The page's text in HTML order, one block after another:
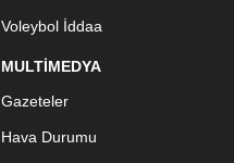
Voleybol İddaa
MULTİMEDYA
Gazeteler
Hava Durumu